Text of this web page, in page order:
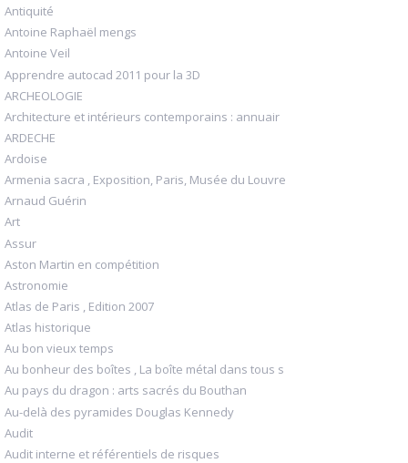
Antiquité
Antoine Raphaël mengs
Antoine Veil
Apprendre autocad 2011 pour la 3D
ARCHEOLOGIE
Architecture et intérieurs contemporains : annuair
ARDECHE
Ardoise
Armenia sacra , Exposition, Paris, Musée du Louvre
Arnaud Guérin
Art
Assur
Aston Martin en compétition
Astronomie
Atlas de Paris , Edition 2007
Atlas historique
Au bon vieux temps
Au bonheur des boîtes , La boîte métal dans tous s
Au pays du dragon : arts sacrés du Bouthan
Au-delà des pyramides Douglas Kennedy
Audit
Audit interne et référentiels de risques